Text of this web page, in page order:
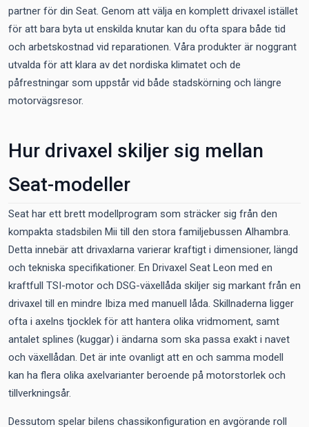
partner för din Seat. Genom att välja en komplett drivaxel istället
för att bara byta ut enskilda knutar kan du ofta spara både tid
och arbetskostnad vid reparationen. Våra produkter är noggrant
utvalda för att klara av det nordiska klimatet och de
påfrestningar som uppstår vid både stadskörning och längre
motorvägsresor.
Hur drivaxel skiljer sig mellan
Seat-modeller
Seat har ett brett modellprogram som sträcker sig från den
kompakta stadsbilen Mii till den stora familjebussen Alhambra.
Detta innebär att drivaxlarna varierar kraftigt i dimensioner, längd
och tekniska specifikationer. En Drivaxel Seat Leon med en
kraftfull TSI-motor och DSG-växellåda skiljer sig markant från en
drivaxel till en mindre Ibiza med manuell låda. Skillnaderna ligger
ofta i axelns tjocklek för att hantera olika vridmoment, samt
antalet splines (kuggar) i ändarna som ska passa exakt i navet
och växellådan. Det är inte ovanligt att en och samma modell
kan ha flera olika axelvarianter beroende på motorstorlek och
tillverkningsår.
Dessutom spelar bilens chassikonfiguration en avgörande roll